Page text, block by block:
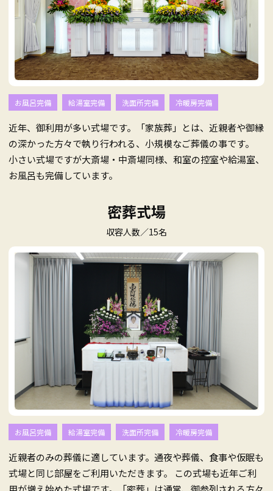
お風呂完備 給湯室完備 洗面所完備 冷暖房完備
近年、御利用が多い式場です。「家族葬」とは、近親者や御縁
の深かった方々で執り行われる、小規模なご葬儀の事です。
小さい式場ですが大斎場・中斎場同様、和室の控室や給湯室、
お風呂も完備しています。
密葬式場
収容人数／15名
お風呂完備 給湯室完備 洗面所完備 冷暖房完備
近親者のみの葬儀に適しています。通夜や葬儀、食事や仮眠も
式場と同じ部屋をご利用いただきます。 この式場も近年ご利